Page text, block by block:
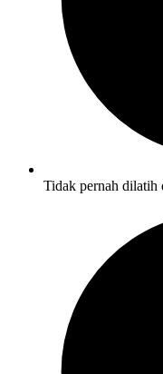
Tidak pernah dilatih